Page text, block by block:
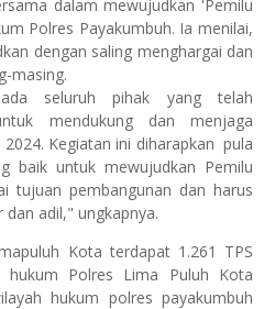
dalam mewujudkan 'Pemilu
Polres Payakumbuh. Ia menilai,
dengan saling menghargai dan
masing.
seluruh pihak yang telah
mendukung dan menjaga
Kegiatan ini diharapkan pula
baik untuk mewujudkan Pemilu
tujuan pembangunan dan harus
adil," ungkapnya.
Kota terdapat 1.261 TPS
hukum Polres Lima Puluh Kota
hukum polres payakumbuh